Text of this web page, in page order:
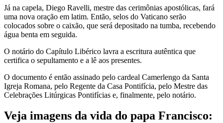
Já na capela, Diego Ravelli, mestre das cerimônias apostólicas, fará
uma nova oração em latim. Então, selos do Vaticano serão
colocados sobre o caixão, que será depositado na tumba, recebendo
água benta em seguida.
O notário do Capítulo Libérico lavra a escritura autêntica que
certifica o sepultamento e a lê aos presentes.
O documento é então assinado pelo cardeal Camerlengo da Santa
Igreja Romana, pelo Regente da Casa Pontifícia, pelo Mestre das
Celebrações Litúrgicas Pontifícias e, finalmente, pelo notário.
Veja imagens da vida do papa Francisco: